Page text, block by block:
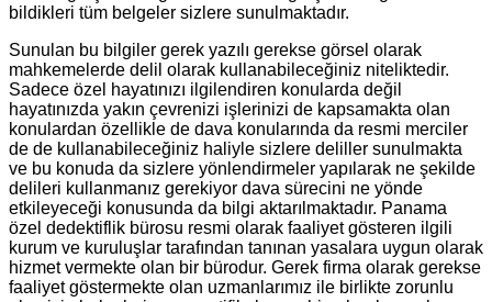
bildikleri tüm belgeler sizlere sunulmaktadır.
Sunulan bu bilgiler gerek yazılı gerekse görsel olarak
mahkemelerde delil olarak kullanabileceğiniz niteliktedir.
Sadece özel hayatınızı ilgilendiren konularda değil
hayatınızda yakın çevrenizi işlerinizi de kapsamakta olan
konulardan özellikle de dava konularında da resmi merciler
de de kullanabileceğiniz haliyle sizlere deliller sunulmakta
ve bu konuda da sizlere yönlendirmeler yapılarak ne şekilde
delileri kullanmanız gerekiyor dava sürecini ne yönde
etkileyeceği konusunda da bilgi aktarılmaktadır. Panama
özel dedektiflik bürosu resmi olarak faaliyet gösteren ilgili
kurum ve kuruluşlar tarafından tanınan yasalara uygun olarak
hizmet vermekte olan bir bürodur. Gerek firma olarak gerekse
faaliyet göstermekte olan uzmanlarımız ile birlikte zorunlu